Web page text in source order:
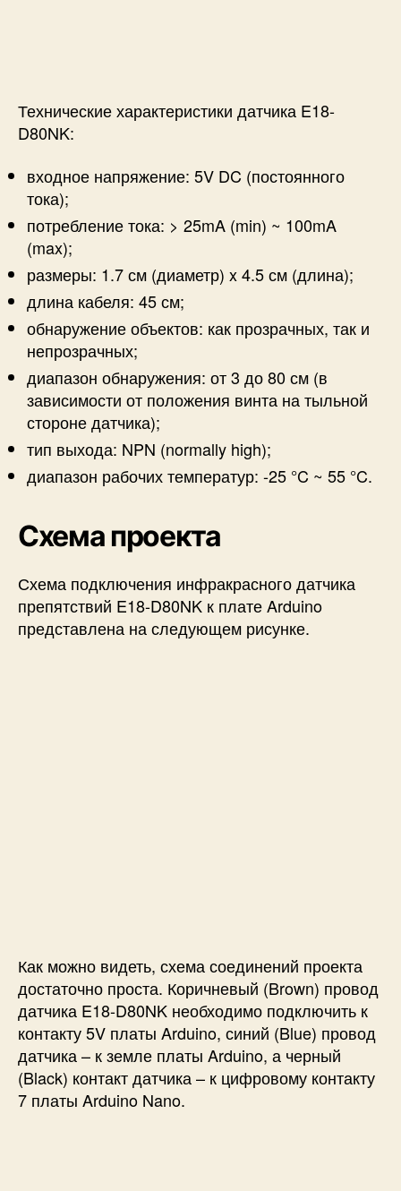
Технические характеристики датчика E18-
D80NK:
входное напряжение: 5V DC (постоянного
тока);
потребление тока: > 25mA (min) ~ 100mA
(max);
размеры: 1.7 см (диаметр) x 4.5 см (длина);
длина кабеля: 45 см;
обнаружение объектов: как прозрачных, так и
непрозрачных;
диапазон обнаружения: от 3 до 80 см (в
зависимости от положения винта на тыльной
стороне датчика);
тип выхода: NPN (normally high);
диапазон рабочих температур: -25 °C ~ 55 °C.
Схема проекта
Схема подключения инфракрасного датчика
препятствий E18-D80NK к плате Arduino
представлена на следующем рисунке.
Как можно видеть, схема соединений проекта
достаточно проста. Коричневый (Brown) провод
датчика E18-D80NK необходимо подключить к
контакту 5V платы Arduino, синий (Blue) провод
датчика – к земле платы Arduino, а черный
(Black) контакт датчика – к цифровому контакту
7 платы Arduino Nano.